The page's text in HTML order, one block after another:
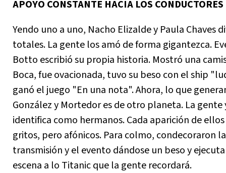
APOYO CONSTANTE HACIA LOS CONDUCTORES
Yendo uno a uno, Nacho Elizalde y Paula Chaves
totales. La gente los amó de forma gigantezca.
Botto escribió su propia historia. Mostró una
Boca, fue ovacionada, tuvo su beso con el ship
ganó el juego "En una nota". Ahora, lo que
González y Mortedor es de otro planeta. La gente
identifica como hermanos. Cada aparición de
gritos, pero afónicos. Para colmo, condecoraron la
transmisión y el evento dándose un beso y
escena a lo Titanic que la gente recordará.